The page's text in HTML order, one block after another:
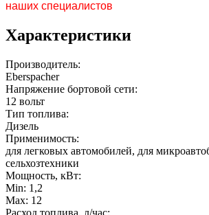
наших специалистов
Характеристики
Производитель:
Eberspacher
Напряжение бортовой сети:
12 вольт
Тип топлива:
Дизель
Применимость:
для легковых автомобилей, для
сельхозтехники
Мощность, кВт:
Min: 1,2
Max: 12
Расход топлива, л/час: